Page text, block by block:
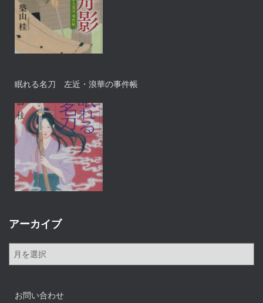
眠れる名刀 左近・浪華の事件帳
アーカイブ
ア
ブ
お問い合わせ